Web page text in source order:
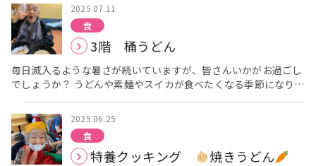
どうぞ
ゼリーや切った果物をボウルに入れて、サイダーを真
ん中にセットします。 メントスを入れると、サイダーが噴水のよ
うに溢れて出てきました
びっくり
チの出来上がり
りもされていました
次回のクッキングは、８月です！！ お
楽しみに
アーバンケア稲田栄養課 高倉
2025.07.11
食
3階 桶うどん
毎日滅入るような暑さが続いていますが、皆さんいかがお過ごし
でしょうか？ うどんや素麺やスイカが食べたくなる季節になりま
したね
今回は、『桶うどん』を３階で提供しました！！ トッ
ピングには、生姜、ねぎ、刻みのり、天かすが入っています
べるスピードもいつもより早く、おかわりも沢山していただきま
した
次は４階で『桶うどん』を提供します。 お楽しみに
ーバンケア稲田栄養課 高倉
2025.06.25
食
特養クッキング 焼きうどん